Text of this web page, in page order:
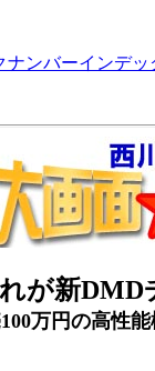
ナンバーインデ
が新
万円の高性